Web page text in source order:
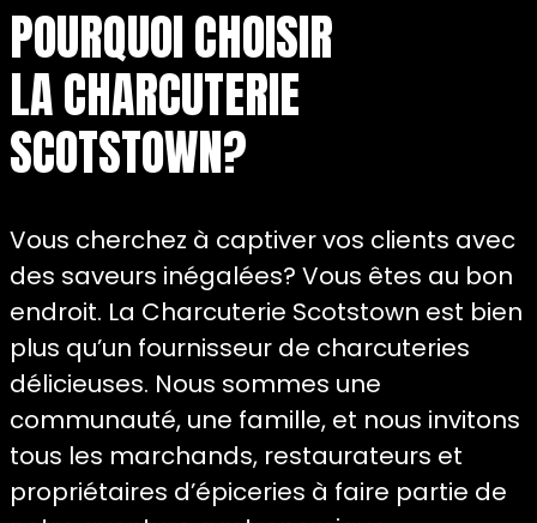
POURQUOI CHOISIR
LA CHARCUTERIE
SCOTSTOWN?
Vous cherchez à captiver vos clients avec
des saveurs inégalées? Vous êtes au bon
endroit. La Charcuterie Scotstown est bien
plus qu’un fournisseur de charcuteries
délicieuses. Nous sommes une
communauté, une famille, et nous invitons
tous les marchands, restaurateurs et
propriétaires d’épiceries à faire partie de